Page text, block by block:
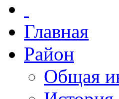
Главная
Район
Общая